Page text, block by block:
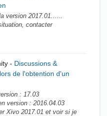
version 2017.01......
contacter
Discussions &
de l'obtention d'un
: 17.03
version : 2016.04.03
Xivo 2017.01 et voir si je